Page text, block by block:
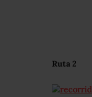
Ruta 2